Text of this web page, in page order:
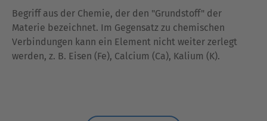
Begriff aus der Chemie, der den "Grundstoff" der
Materie bezeichnet. Im Gegensatz zu chemischen
Verbindungen kann ein Element nicht weiter zerlegt
werden, z. B. Eisen (Fe), Calcium (Ca), Kalium (K).